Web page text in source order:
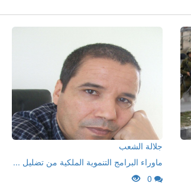
جلالة الشعب
ماوراء البرامج التنموية الملكية من تضليل ...